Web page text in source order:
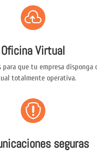

Oficina Virtual
para que tu empresa disponga
totalmente operativa.

seguras